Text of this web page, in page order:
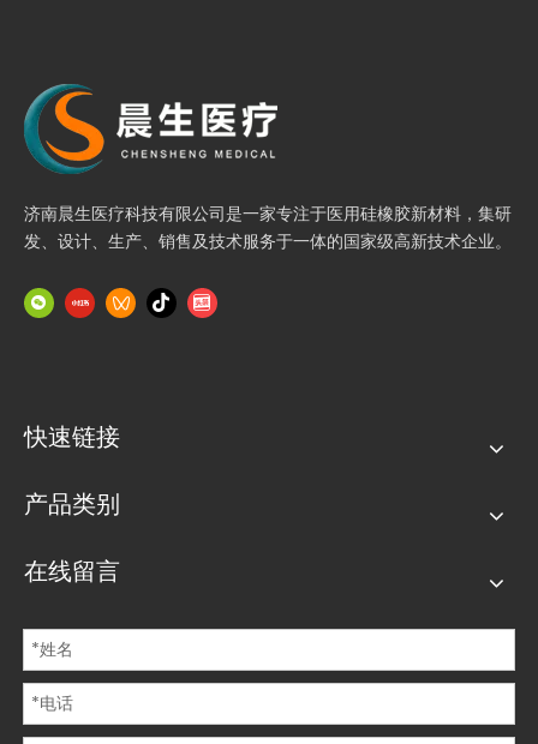
人与人之间的差异，其实很简单：你在赖床，他在锻炼;你在应付
工作，他在用心工作;你在完成今天的计划，他在策划明年的计
划。假期总比期待的短，但现在的努力都是为了将来毫不费力。
生活的抉择，要有智慧!古人云:富不学，富不长;穷不学，穷不尽!要
想改变口袋，先要改变脑袋! 旅游需要导游，人生也需要导师! 读万
名师指路，名师指路不如跟随成功者的脚步!
济南晨生医疗科技有限公司是一家专注于医用硅橡胶新材料，集研
发、设计、生产、销售及技术服务于一体的国家级高新技术企业。
快速链接
产品类别
在线留言